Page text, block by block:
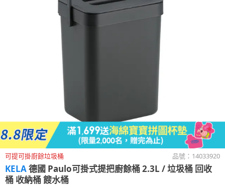
可提可掛廚餘垃圾桶 品號： 14033920
KELA德國 Paulo可掛式提把廚餘桶 2.3L / 垃圾桶 回收
桶 收納桶 餿水桶